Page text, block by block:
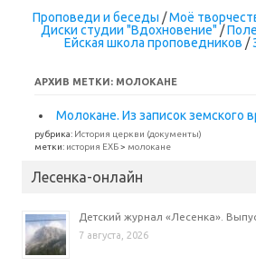
Проповеди и беседы /Моё
Диски студии "Вдохновение" /
Ейская школа проповедников /
АРХИВ МЕТКИ: МОЛОКАНЕ
Молокане. Из записок земского
рубрика: История церкви (документы)
метки: история ЕХБ> молокане
Лесенка-онлайн
Детский журнал «Лесенка».
7 августа, 2026